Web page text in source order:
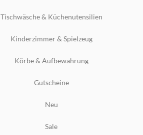
Tischwäsche & Küchenutensilien
Kinderzimmer & Spielzeug
Körbe & Aufbewahrung
Gutscheine
Neu
Sale